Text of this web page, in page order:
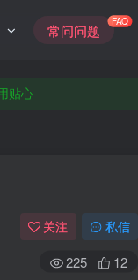
常问问题 FAQ
支持支持双版
贴心
关注 私信
225 12